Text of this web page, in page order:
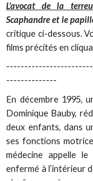
L'avocat de la
Scaphandre et le
critique ci-dessous.
films précités en
--------------
En décembre 1995,
Dominique Bauby,
deux enfants, dans
ses fonctions
médecine appelle
enfermé à l’intérieur